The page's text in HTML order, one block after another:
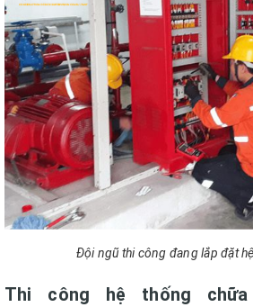
Đội ngũ thi công đang lắp đặt
Thi công hệ thống